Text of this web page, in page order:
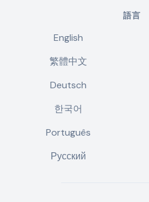
語言
English
繁體中文
Deutsch
한국어
Português
Русский